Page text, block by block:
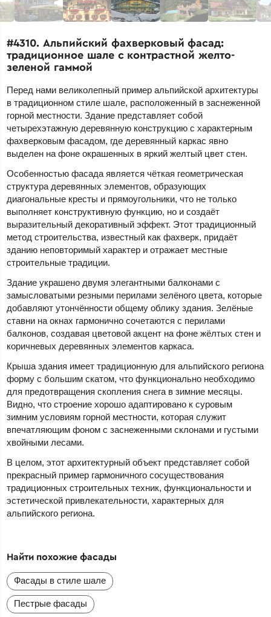
#4310. Альпийский фахверковый фасад:
традиционное шале с контрастной желто-
зеленой гаммой
Перед нами великолепный пример альпийской архитектуры
в традиционном стиле шале, расположенный в заснеженной
горной местности. Здание представляет собой
четырехэтажную деревянную конструкцию с характерным
фахверковым фасадом, где деревянный каркас явно
выделен на фоне окрашенных в яркий желтый цвет стен.
Особенностью фасада является чёткая геометрическая
структура деревянных элементов, образующих
диагональные кресты и прямоугольники, что не только
выполняет конструктивную функцию, но и создаёт
выразительный декоративный эффект. Этот традиционный
метод строительства, известный как фахверк, придаёт
зданию неповторимый характер и отражает местные
строительные традиции.
Здание украшено двумя элегантными балконами с
замысловатыми резными перилами зелёного цвета, которые
добавляют утончённости общему облику здания. Зелёные
ставни на окнах гармонично сочетаются с перилами
балконов, создавая цветовой акцент на фоне жёлтых стен и
коричневых деревянных элементов каркаса.
Крыша здания имеет традиционную для альпийского региона
форму с большим скатом, что функционально необходимо
для предотвращения скопления снега в зимние месяцы.
Видно, что строение хорошо адаптировано к суровым
зимним условиям горной местности, которая служит
впечатляющим фоном с заснеженными склонами и густыми
хвойными лесами.
В целом, этот архитектурный объект представляет собой
прекрасный пример гармоничного сосуществования
традиционных строительных техник, функциональности и
эстетической привлекательности, характерных для
альпийского региона.
Найти похожие фасады
Фасады в стиле шале
Пестрые фасады